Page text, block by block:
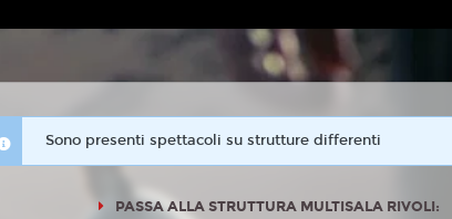
Sono presenti spettacoli su strutture differenti
PASSA ALLA STRUTTURA MULTISALA RIVOLI: